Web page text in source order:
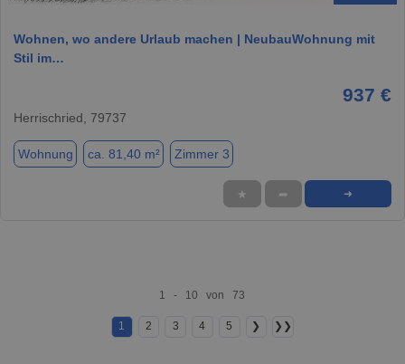
Wohnen, wo andere Urlaub machen | NeubauWohnung mit
Stil im…
937 €
Herrischried, 79737
Wohnung ca. 81,40 m² Zimmer 3
★ ➦ ➜
1 - 10 von 73
1 2 3 4 5 ❯ ❯❯